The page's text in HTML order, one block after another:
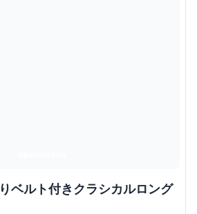
ベルト付きクラシカルロング